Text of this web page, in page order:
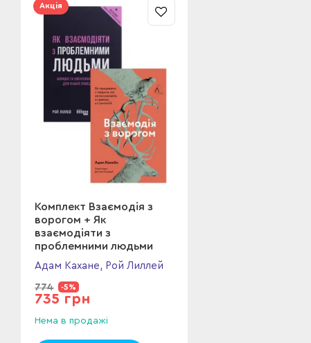
Акція
Комплект Взаємодія з
ворогом + Як
взаємодіяти з
проблемними людьми
Адам Кахане, Рой Лиллей
774 -5%
735 грн
Нема в продажі